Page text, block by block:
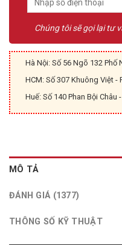
Chúng tôi sẽ gọi lại tư
Hà Nội: Số 56 Ngõ 132 Phố
HCM: Số 307 Khuông Việt -
Huế: Số 140 Phan Bội Châu
MÔ TẢ
ĐÁNH GIÁ (1377)
THÔNG SỐ KỸ THUẬT